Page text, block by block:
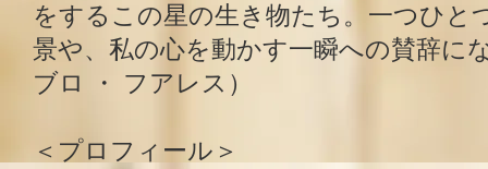
をするこの星の生き物たち。一つひと
景や、私の心を動かす一瞬への賛辞に
ブロ ・ フアレス）
＜プロフィール＞